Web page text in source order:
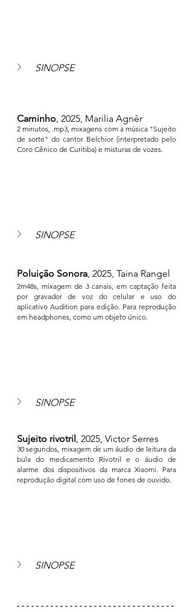
SINOPSE
Caminho, 2025, Marilia Agnêr
2 minutos, .mp3, mixagens com a música "Sujeito
de sorte" do cantor Belchior (interpretado pelo
Coro Cênico de Curitiba) e misturas de vozes.
SINOPSE
Poluição Sonora, 2025, Taina Rangel
2m48s, mixagem de 3 canais, em captação feita
por gravador de voz do celular e uso do
aplicativo Audition para edição. Para reprodução
em headphones, como um objeto único.
SINOPSE
Sujeito rivotril, 2025, Victor Serres
30 segundos, mixagem de um áudio de leitura da
bula do medicamento Rivotril e o áudio de
alarme dos dispositivos da marca Xiaomi. Para
reprodução digital com uso de fones de ouvido.
SINOPSE